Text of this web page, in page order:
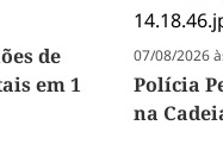
de
em 1
07/08/2026
Polícia
na